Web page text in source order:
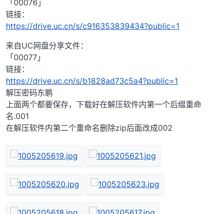
「00076」
链接：
https://drive.uc.cn/s/c916353839434?public=1
来自UC网盘分享文件：
「00077」
链接：
https://drive.uc.cn/s/b1828ad73c5a4?public=1
解压密码东鹏
上面两个都要保存，下载好在解压软件内第一个后缀重命
名.001
在解压软件内第二个重命名删除zip后面改成002